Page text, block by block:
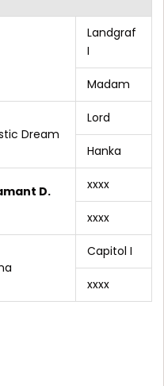
Landgraf
I
Madam
Dream
Lord
Hanka
D.
xxxx
xxxx
Capitol I
xxxx